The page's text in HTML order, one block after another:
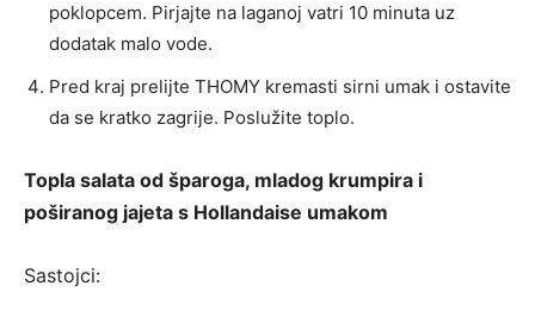
poklopcem. Pirjajte na laganoj vatri 10 minuta uz
dodatak malo vode.
Pred kraj prelijte THOMY kremasti sirni umak i ostavite
da se kratko zagrije. Poslužite toplo.
Topla salata od šparoga, mladog krumpira i
poširanog jajeta s Hollandaise umakom
Sastojci: